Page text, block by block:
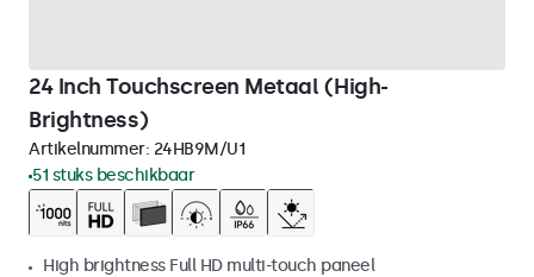
24 Inch Touchscreen Metaal (High-
Brightness)
Artikelnummer: 24HB9M/U1
51 stuks beschikbaar
High brightness Full HD multi-touch paneel